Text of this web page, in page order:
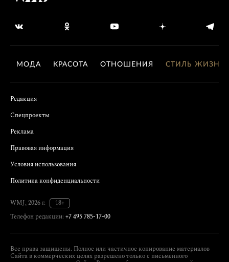
МОДА КРАСОТА ОТНОШЕНИЯ СТИЛЬ ЖИЗНИ
Редакция
Спецпроекты
Реклама
Правовая информация
Условия использования
Политика конфиденциальности
WMJ, 2026 г.
18+
Телефон редакции: +7 495 785-17-00
Все права защищены. Полное или частичное копирование материалов
Сайта в коммерческих целях разрешено только с письменного